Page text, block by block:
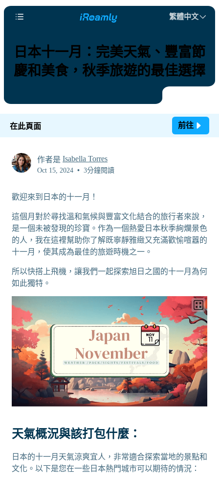
繁體中文
日本十一月：完美天氣、豐富節
慶和美食，秋季旅遊的最佳選擇
在此頁面 前往
作者是 Isabella Torres
Oct 15, 2024 • 3分鐘閱讀
歡迎來到日本的十一月！
這個月對於尋找溫和氣候與豐富文化結合的旅行者來說，
是一個未被發現的珍寶。作為一個熱愛日本秋季絢爛景色
的人，我在這裡幫助你了解既寧靜雅緻又充滿歡愉喧囂的
十一月，使其成為最佳的旅遊時機之一。
所以快搭上飛機，讓我們一起探索旭日之國的十一月為何
如此獨特。
天氣概況與該打包什麼：
日本的十一月天氣涼爽宜人，非常適合探索當地的景點和
文化。以下是您在一些日本熱門城市可以期待的情況：